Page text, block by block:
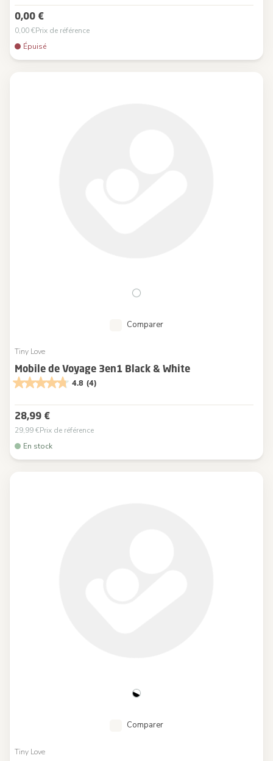
0,00 €
0,00 €Prix de référence
Épuisé
Comparer
Tiny Love
Mobile de Voyage 3en1 Black & White
4.8 (4)
28,99 €
29,99 €Prix de référence
En stock
Comparer
Tiny Love